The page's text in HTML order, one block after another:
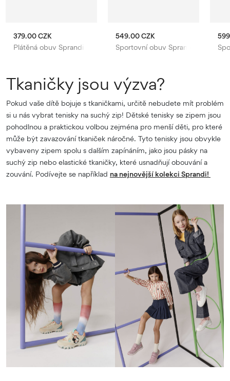
Plátěná obuv Sprandi
379.00 CZK
Sportovní obuv Sprandi
549.00 CZK
Tkaničky jsou výzva?
Pokud vaše dítě bojuje s tkaničkami, určitě nebudete mít problém
si u nás vybrat tenisky na suchý zip! Dětské tenisky se zipem jsou
pohodlnou a praktickou volbou zejména pro menší děti, pro které
může být zavazování tkaniček náročné. Tyto tenisky jsou obvykle
vybaveny zipem spolu s dalším zapínáním, jako jsou pásky na
suchý zip nebo elastické tkaničky, které usnadňují obouvání a
zouvání. Podívejte se například na nejnovější kolekci Sprandi!